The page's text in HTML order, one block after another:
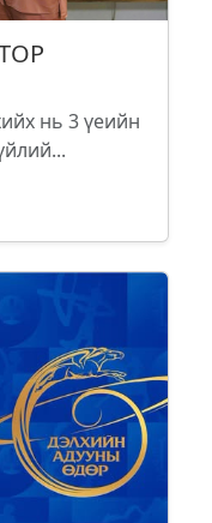
нь 3 үеийн